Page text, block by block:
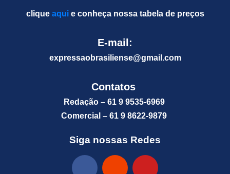
clique aquie conheça nossa tabela de preços
E-mail:
expressaobrasiliense@gmail.com
Contatos
Redação – 61 9 9535-6969
Comercial – 61 9 8622-9879
Siga nossas Redes